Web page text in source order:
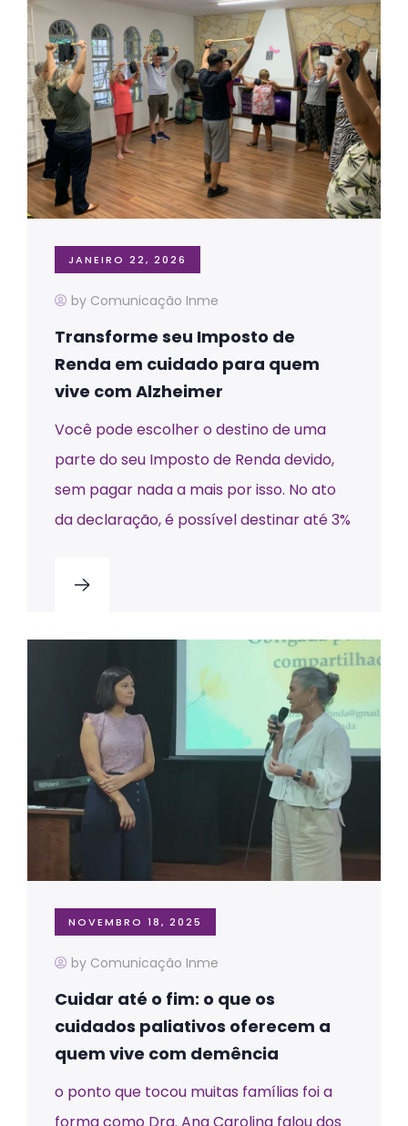
JANEIRO 22, 2026
by Comunicação Inme
Transforme seu Imposto de
Renda em cuidado para quem
vive com Alzheimer
Você pode escolher o destino de uma
parte do seu Imposto de Renda devido,
sem pagar nada a mais por isso. No ato
da declaração, é possível destinar até 3%
NOVEMBRO 18, 2025
by Comunicação Inme
Cuidar até o fim: o que os
cuidados paliativos oferecem a
quem vive com demência
o ponto que tocou muitas famílias foi a